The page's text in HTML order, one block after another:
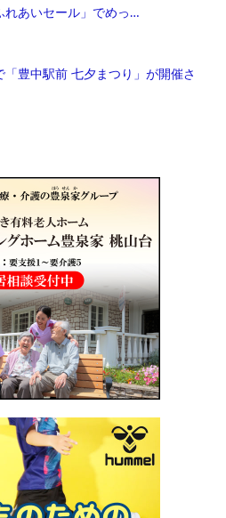
れあいセール」でめっ…
「豊中駅前 七夕まつり」が開催さ